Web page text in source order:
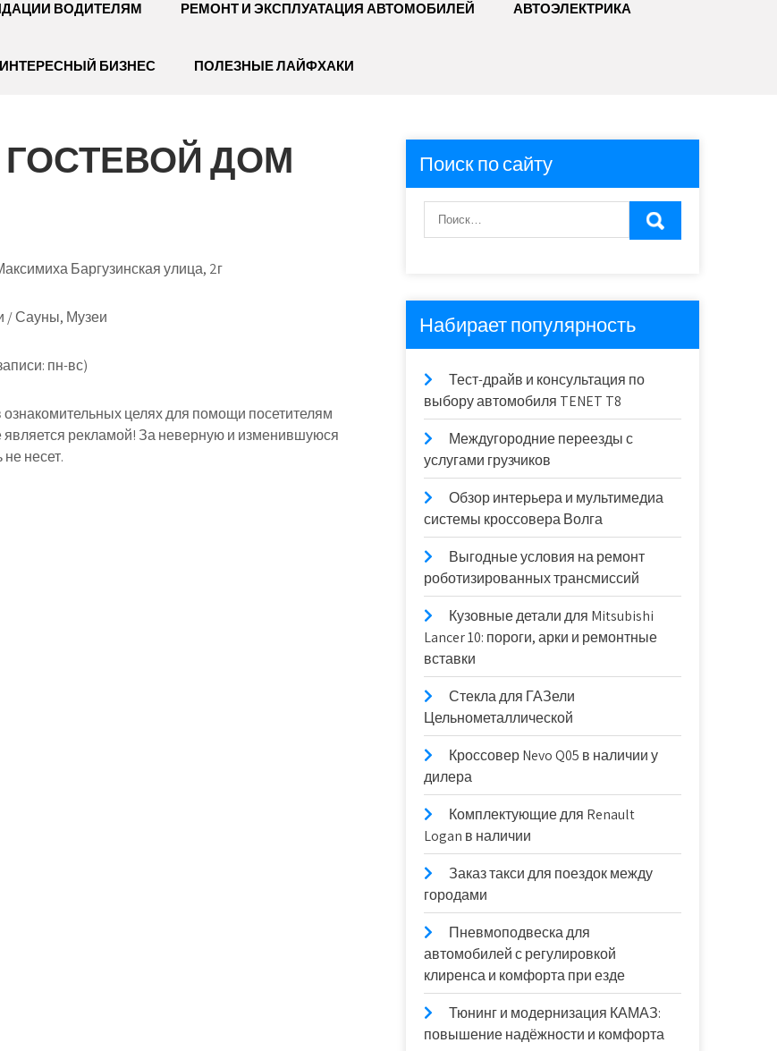
ВОДИТЕЛЯМ РЕМОНТ И ЭКСПЛУАТАЦИЯ АВТОМОБИЛЕЙ АВТОЭЛЕКТРИКА
ИНТЕРЕСНЫЙ БИЗНЕС ПОЛЕЗНЫЕ ЛАЙФХАКИ
ДОМ
Баргузинская улица, 2г
/ Сауны, Музеи
пн-вс)
целях для помощи посетителям
рекламой! За неверную и изменившуюся
несет.
Поиск по сайту
Набирает популярность
Тест-драйв и консультация по
выбору автомобиля TENET T8
Междугородние переезды с
услугами грузчиков
Обзор интерьера и мультимедиа
системы кроссовера Волга
Выгодные условия на ремонт
роботизированных трансмиссий
Кузовные детали для Mitsubishi
Lancer 10: пороги, арки и ремонтные
вставки
Стекла для ГАЗели
Цельнометаллической
Кроссовер Nevo Q05 в наличии у
дилера
Комплектующие для Renault
Logan в наличии
Заказ такси для поездок между
городами
Пневмоподвеска для
автомобилей с регулировкой
клиренса и комфорта при езде
Тюнинг и модернизация КАМАЗ:
повышение надёжности и комфорта